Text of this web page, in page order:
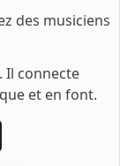
des musiciens
Il connecte
et en font.